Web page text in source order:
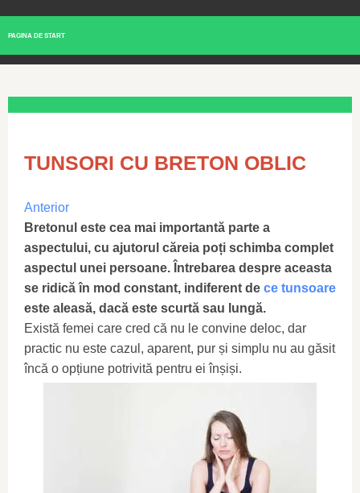
PAGINA DE START
TUNSORI CU BRETON OBLIC
Anterior
Bretonul este cea mai importantă parte a
aspectului, cu ajutorul căreia poți schimba complet
aspectul unei persoane. Întrebarea despre aceasta
se ridică în mod constant, indiferent de ce tunsoare
este aleasă, dacă este scurtă sau lungă.
Există femei care cred că nu le convine deloc, dar
practic nu este cazul, aparent, pur și simplu nu au găsit
încă o opțiune potrivită pentru ei înșiși.